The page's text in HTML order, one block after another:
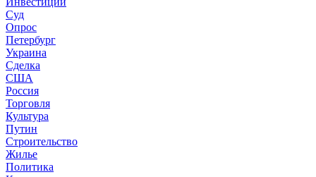
Суд
Опрос
Петербург
Украина
Сделка
США
Россия
Торговля
Культура
Путин
Строительство
Жилье
Политика